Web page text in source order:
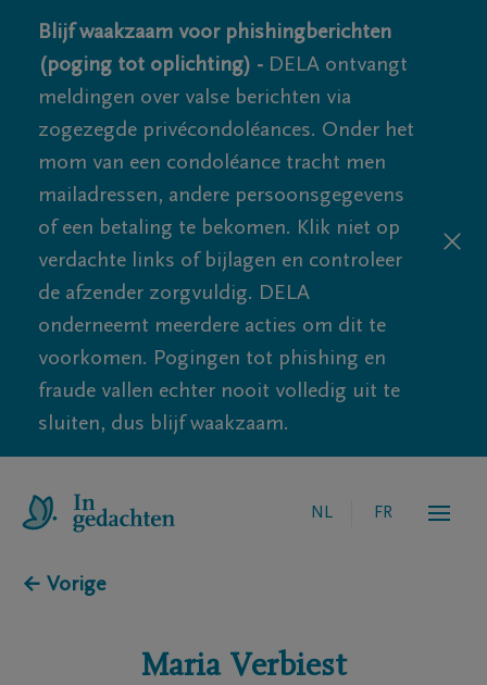
Blijf waakzaam voor phishingberichten
(poging tot oplichting) - DELA ontvangt
meldingen over valse berichten via
zogezegde privécondoléances. Onder het
mom van een condoléance tracht men
mailadressen, andere persoonsgegevens
of een betaling te bekomen. Klik niet op
verdachte links of bijlagen en controleer
de afzender zorgvuldig. DELA
onderneemt meerdere acties om dit te
voorkomen. Pogingen tot phishing en
fraude vallen echter nooit volledig uit te
sluiten, dus blijf waakzaam.
NL FR
← Vorige
Maria Verbiest